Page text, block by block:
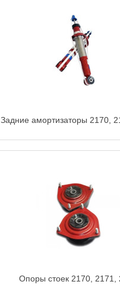
Задние амортизаторы 2170,
Опоры стоек 2170, 2171,